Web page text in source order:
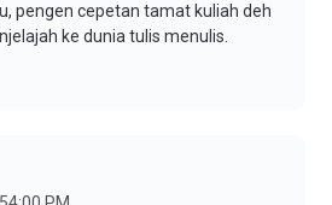
pengen cepetan tamat kuliah deh
ke dunia tulis menulis.